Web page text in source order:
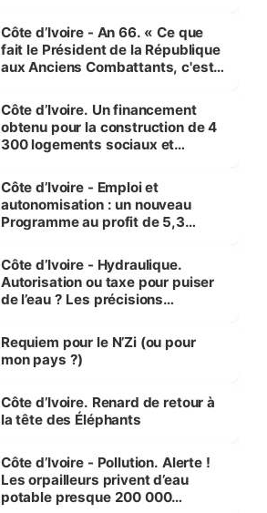
Côte d’Ivoire - An 66. « Ce que
fait le Président de la République
aux Anciens Combattants, c'est
Côte d’Ivoire. Un financement
obtenu pour la construction de 4
300 logements sociaux et
et Yamoussoukro
Côte d’Ivoire - Emploi et
autonomisation : un nouveau
Programme au profit de 5,3
Côte d’Ivoire - Hydraulique.
Autorisation ou taxe pour puiser
de l’eau ? Les précisions
Requiem pour le N’Zi (ou pour
mon pays ?)
Côte d’Ivoire. Renard de retour à
la tête des Éléphants
Côte d’Ivoire - Pollution. Alerte !
Les orpailleurs privent d’eau
potable presque 200 000